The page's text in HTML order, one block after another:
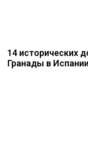
14 исторических
Гранады в Испании